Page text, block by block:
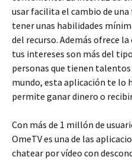
usar facilita el cambio de
tener unas habilidades
del recurso. Además ofrece
tus intereses son más del
personas que tienen
mundo, esta aplicación te lo
permite ganar dinero o
Con más de 1 millón de
OmeTV es una de las
chatear por vídeo con